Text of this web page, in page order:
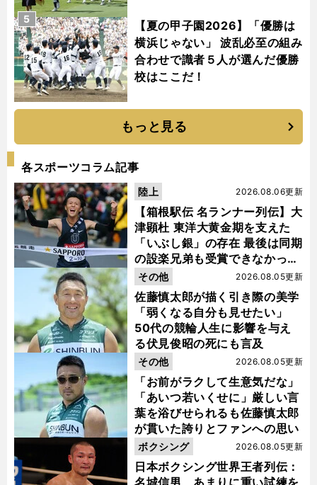
【夏の甲子園2026】「優勝は
横浜じゃない」 波乱必至の組み
合わせで識者５人が選んだ優勝
校はここだ！
5
もっと見る
各スポーツコラム記事
【箱根駅伝 名ランナー列伝】大
津顕杜 東洋大黄金期を支えた
「いぶし銀」の存在 最後は同期
の設楽兄弟も受賞できなかった
金栗杯に輝く
2026.08.06更新
陸上
佐藤慎太郎が描く引き際の美学
「弱くなる自分も見せたい」
50代の競輪人生に影響を与え
る伏見俊昭の死にも言及
2026.08.05更新
その他
「お前がラクして生意気だな」
「あいつ若いくせに」厳しい言
葉を浴びせられるも佐藤慎太郎
が貫いた誇りとファンへの思い
2026.08.05更新
その他
日本ボクシング世界王者列伝：
2026.08.05更新
ボクシング